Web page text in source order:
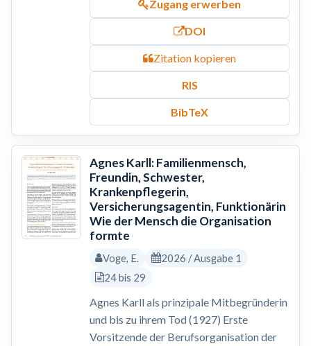
Zugang erwerben
DOI
Zitation kopieren
RIS
BibTeX
Agnes Karll: Familienmensch,
Freundin, Schwester,
Krankenpflegerin,
Versicherungsagentin, Funktionärin
Wie der Mensch die Organisation
formte
Voge, E.
2026 / Ausgabe 1
24 bis 29
Agnes Karll als prinzipale Mitbegründerin
und bis zu ihrem Tod (1927) Erste
Vorsitzende der Berufsorganisation der